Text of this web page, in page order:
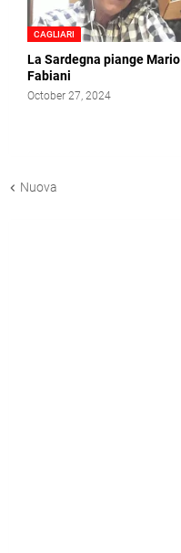
CAGLIARI
La Sardegna piange Mario
Fabiani
October 27, 2024
Nuova